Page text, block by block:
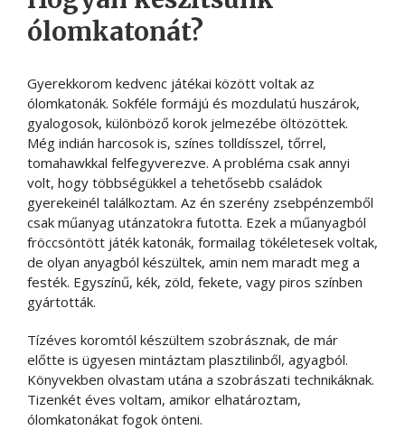
ólomkatonát?
Gyerekkorom kedvenc játékai között voltak az
ólomkatonák. Sokféle formájú és mozdulatú huszárok,
gyalogosok, különböző korok jelmezébe öltözöttek.
Még indián harcosok is, színes tolldísszel, tőrrel,
tomahawkkal felfegyverezve. A probléma csak annyi
volt, hogy többségükkel a tehetősebb családok
gyerekeinél találkoztam. Az én szerény zsebpénzemből
csak műanyag utánzatokra futotta. Ezek a műanyagból
fröccsöntött játék katonák, formailag tökéletesek voltak,
de olyan anyagból készültek, amin nem maradt meg a
festék. Egyszínű, kék, zöld, fekete, vagy piros színben
gyártották.
Tízéves koromtól készültem szobrásznak, de már
előtte is ügyesen mintáztam plasztilinből, agyagból.
Könyvekben olvastam utána a szobrászati technikáknak.
Tizenkét éves voltam, amikor elhatároztam,
ólomkatonákat fogok önteni.